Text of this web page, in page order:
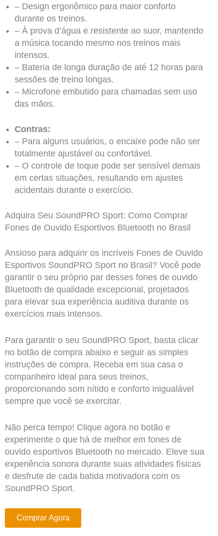
– Design ergonômico para maior conforto
durante os treinos.
– À prova d’água e resistente ao suor, mantendo
a música tocando mesmo nos treinos mais
intensos.
– Bateria de longa duração de até 12 horas para
sessões de treino longas.
– Microfone embutido para chamadas sem uso
das mãos.
Contras:
– Para alguns usuários, o encaixe pode não ser
totalmente ajustável ou confortável.
– O controle de toque pode ser sensível demais
em certas situações, resultando em ajustes
acidentais durante o exercício.
Adquira Seu SoundPRO Sport: Como Comprar
Fones de Ouvido Esportivos Bluetooth no Brasil
Ansioso para adquirir os incríveis Fones de Ouvido
Esportivos SoundPRO Sport no Brasil? Você pode
garantir o seu próprio par desses fones de ouvido
Bluetooth de qualidade excepcional, projetados
para elevar sua experiência auditiva durante os
exercícios mais intensos.
Para garantir o seu SoundPRO Sport, basta clicar
no botão de compra abaixo e seguir as simples
instruções de compra. Receba em sua casa o
companheiro ideal para seus treinos,
proporcionando som nítido e conforto inigualável
sempre que você se exercitar.
Não perca tempo! Clique agora no botão e
experimente o que há de melhor em fones de
ouvido esportivos Bluetooth no mercado. Eleve sua
experiência sonora durante suas atividades físicas
e desfrute de cada batida motivadora com os
SoundPRO Sport.
Comprar Agora